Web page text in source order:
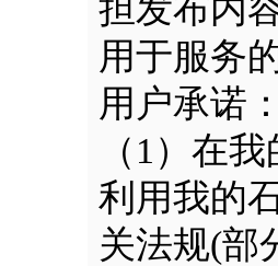
担发布内
用于服务
用户承诺：
（1）在
利用我的
关法规(部